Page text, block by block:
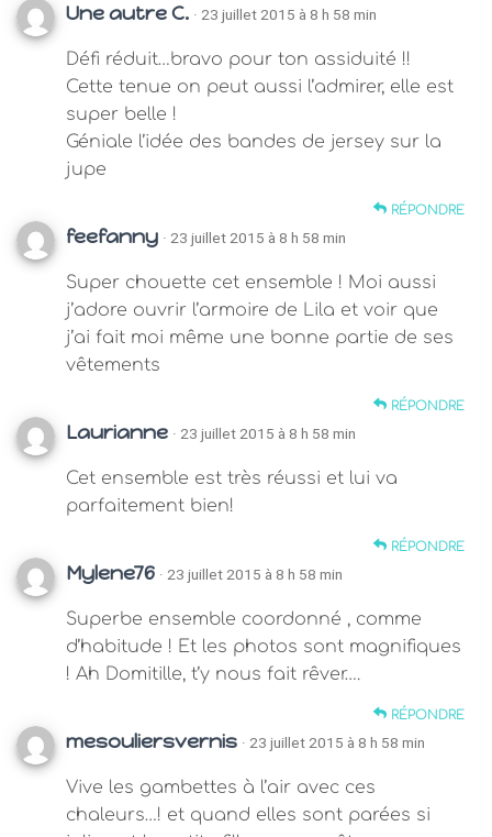
Une autre C. · 23 juillet 2015 à 8 h 58 min
Défi réduit…bravo pour ton assiduité !!
Cette tenue on peut aussi l’admirer, elle est
super belle !
Géniale l’idée des bandes de jersey sur la
jupe
RÉPONDRE
feefanny · 23 juillet 2015 à 8 h 58 min
Super chouette cet ensemble ! Moi aussi
j’adore ouvrir l’armoire de Lila et voir que
j’ai fait moi même une bonne partie de ses
vêtements
RÉPONDRE
Laurianne · 23 juillet 2015 à 8 h 58 min
Cet ensemble est très réussi et lui va
parfaitement bien!
RÉPONDRE
Mylene76 · 23 juillet 2015 à 8 h 58 min
Superbe ensemble coordonné , comme
d’habitude ! Et les photos sont magnifiques
! Ah Domitille, t’y nous fait rêver….
RÉPONDRE
mesouliersvernis · 23 juillet 2015 à 8 h 58 min
Vive les gambettes à l’air avec ces
chaleurs…! et quand elles sont parées si